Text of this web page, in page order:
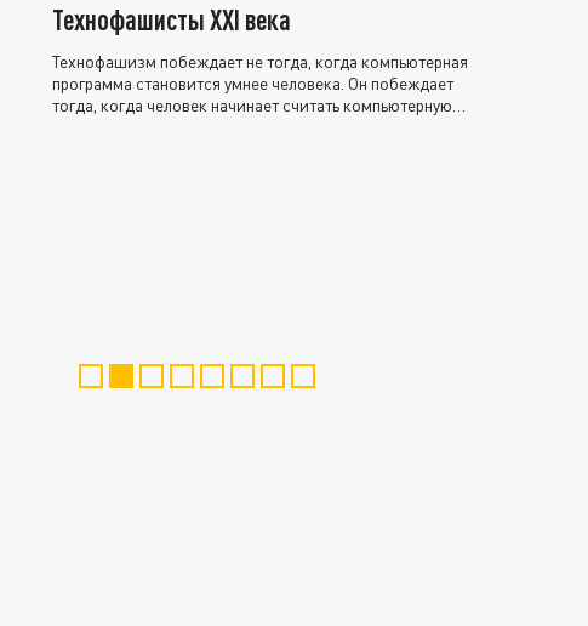
Технофашисты XXI века
Технофашизм побеждает не тогда, когда компьютерная
программа становится умнее человека. Он побеждает
тогда, когда человек начинает считать компьютерную